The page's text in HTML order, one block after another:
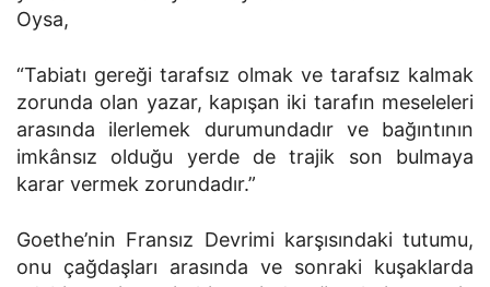
Oysa,
“Tabiatı gereği tarafsız olmak ve tarafsız kalmak
zorunda olan yazar, kapışan iki tarafın meseleleri
arasında ilerlemek durumundadır ve bağıntının
imkânsız olduğu yerde de trajik son bulmaya
karar vermek zorundadır.”
Goethe’nin Fransız Devrimi karşısındaki tutumu,
onu çağdaşları arasında ve sonraki kuşaklarda